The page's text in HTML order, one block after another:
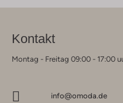
Kontakt
Montag - Freitag 09:00 - 17:00
info@omoda.de